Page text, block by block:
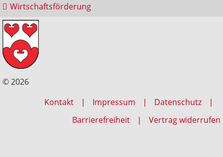
Wirtschaftsförderung
© 2026
Kontakt
Impressum
Datenschutz
Barrierefreiheit
Vertrag widerrufen